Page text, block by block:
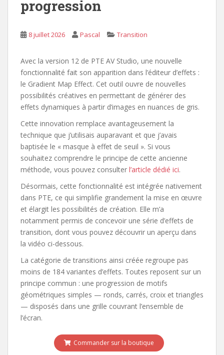
progression
8 juillet 2026 Pascal Transition
Avec la version 12 de PTE AV Studio, une nouvelle
fonctionnalité fait son apparition dans l’éditeur d’effets :
le Gradient Map Effect. Cet outil ouvre de nouvelles
possibilités créatives en permettant de générer des
effets dynamiques à partir d’images en nuances de gris.
Cette innovation remplace avantageusement la
technique que j’utilisais auparavant et que j’avais
baptisée le « masque à effet de seuil ». Si vous
souhaitez comprendre le principe de cette ancienne
méthode, vous pouvez consulter l’article dédié ici.
Désormais, cette fonctionnalité est intégrée nativement
dans PTE, ce qui simplifie grandement la mise en œuvre
et élargit les possibilités de création. Elle m’a
notamment permis de concevoir une série d’effets de
transition, dont vous pouvez découvrir un aperçu dans
la vidéo ci-dessous.
La catégorie de transitions ainsi créée regroupe pas
moins de 184 variantes d’effets. Toutes reposent sur un
principe commun : une progression de motifs
géométriques simples — ronds, carrés, croix et triangles
— disposés dans une grille couvrant l’ensemble de
l’écran.
Commander sur la boutique